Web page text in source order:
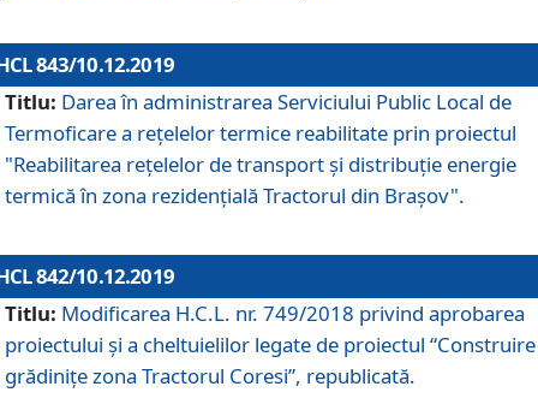
843/10.12.2019
Titlu: Darea în administrarea Serviciului Public Local de
Termoficare a rețelelor termice reabilitate prin proiectul
"Reabilitarea reţelelor de transport şi distribuţie energie
termică în zona rezidenţială Tractorul din Braşov".
842/10.12.2019
Titlu: Modificarea H.C.L. nr. 749/2018 privind aprobarea
proiectului și a cheltuielilor legate de proiectul “Construire
grădinițe zona Tractorul Coresi”, republicată.